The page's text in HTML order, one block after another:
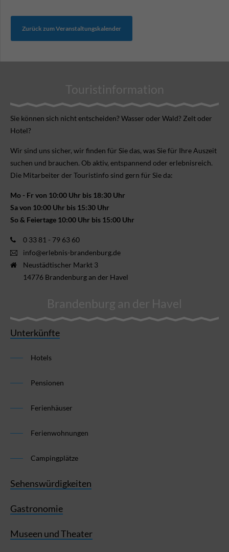
Zurück zum Veranstaltungskalender
Touristinformation
Sie können sich nicht ent­scheiden? Wasser oder Wald? Zelt oder
Hotel?
Wir sind uns sicher, wir finden für Sie das, was Sie für Ihre Aus­zeit
suchen und brauchen. Ob aktiv, ent­spannend oder erlebnis­reich.
Die Mitarbeiter der Touristinfo sind gern für Sie da:
Mo - Fr von 10:00 Uhr bis 18:30 Uhr
Sa von 10:00 Uhr bis 15:30 Uhr
So & Feiertage 10:00 Uhr bis 15:00 Uhr
0 33 81 - 79 63 60
info@erlebnis-brandenburg.de
Neustädtischer Markt 3
14776 Brandenburg an der Havel
Brandenburg an der Havel
Unterkünfte
Hotels
Pensionen
Ferienhäuser
Ferienwohnungen
Campingplätze
Sehenswürdigkeiten
Gastronomie
Museen und Theater